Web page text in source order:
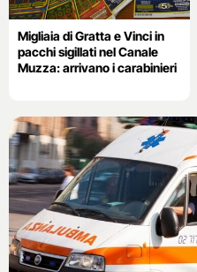
Migliaia di Gratta e Vinci in
pacchi sigillati nel Canale
Muzza: arrivano i carabinieri